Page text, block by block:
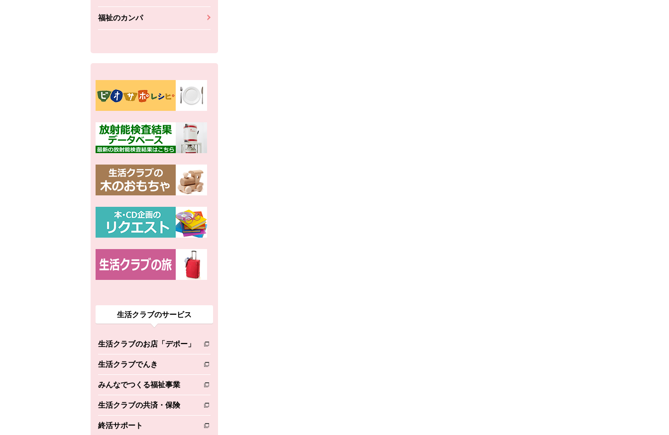
福祉のカンパ
生活クラブのサービス
生活クラブのお店「デポー」
別のウィンドウで開きます。
生活クラブでんき
別のウィンドウで開きます。
みんなでつくる福祉事業
別のウィンドウで開きます。
生活クラブの共済・保険
別のウィンドウで開きます。
終活サポート
別のウィンドウで開きます。